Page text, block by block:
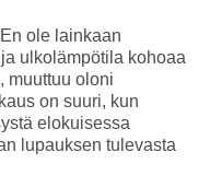
ole lainkaan
ulkolämpötila kohoaa
muuttuu oloni
on suuri, kun
elokuisessa
lupauksen tulevasta